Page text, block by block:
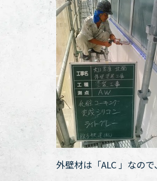
外壁材は「ALC 」なので、